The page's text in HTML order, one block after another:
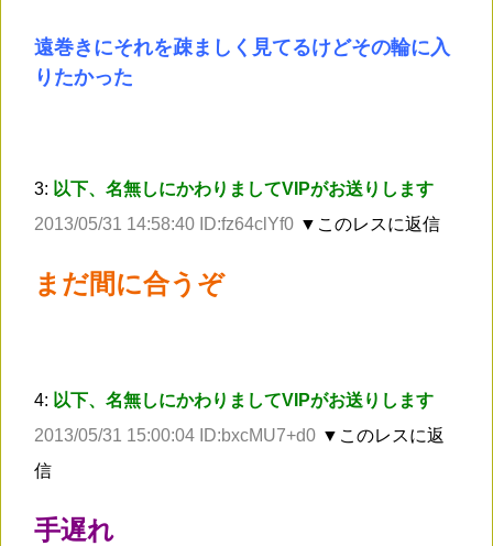
遠巻きにそれを疎ましく見てるけどその輪に入
りたかった
3: 以下、名無しにかわりましてVIPがお送りします
2013/05/31 14:58:40 ID:fz64clYf0 ▼このレスに返信
まだ間に合うぞ
4: 以下、名無しにかわりましてVIPがお送りします
2013/05/31 15:00:04 ID:bxcMU7+d0 ▼このレスに返
信
手遅れ